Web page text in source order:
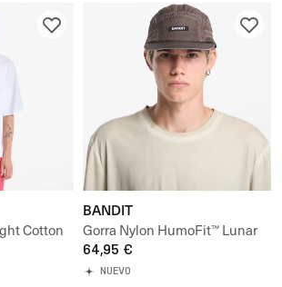
Cotton
BANDIT
Gorra Nylon HumoFit™ Lunar
Wash Run Hat
64,95 €
NUEVO